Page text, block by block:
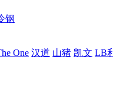
钢
One 汉道 山猪 凯文 LB